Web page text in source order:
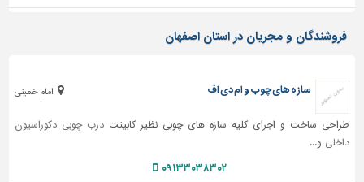
سرویس
ابزار،یراق
ماشین
آلات
برقی،روشنایی،ایمنی
فروشندگان و مجریان در استان اصفهان
امام خمینی سازه های چوب و ام دی اف
طراحی ساخت و اجرای کلیه سازه های چوبی نظیر کابینت درب چوبی دکوراسیون
داخلی و...
۰۹۱۳۳۰۳۸۳۰۲